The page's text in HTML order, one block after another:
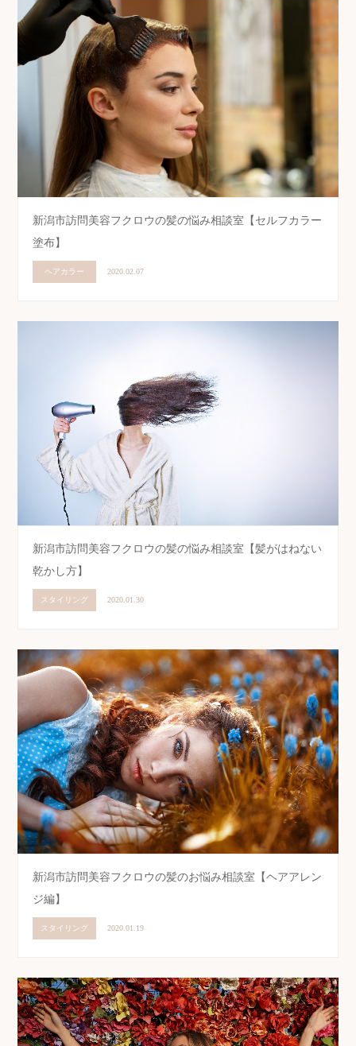
新潟市訪問美容フクロウの髪の悩み相談室【セルフカラー
塗布】
ヘアカラー 2020.02.07
新潟市訪問美容フクロウの髪の悩み相談室【髪がはねない
乾かし方】
スタイリング 2020.01.30
新潟市訪問美容フクロウの髪のお悩み相談室【ヘアアレン
ジ編】
スタイリング 2020.01.19